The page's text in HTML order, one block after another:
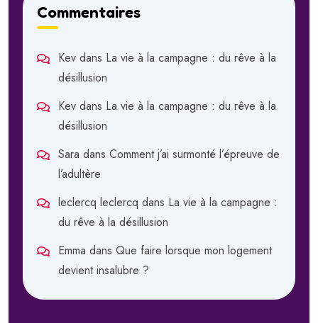
Commentaires
Kev dans La vie à la campagne : du rêve à la
désillusion
Kev dans La vie à la campagne : du rêve à la
désillusion
Sara dans Comment j’ai surmonté l’épreuve de
l’adultère
leclercq leclercq dans La vie à la campagne :
du rêve à la désillusion
Emma dans Que faire lorsque mon logement
devient insalubre ?